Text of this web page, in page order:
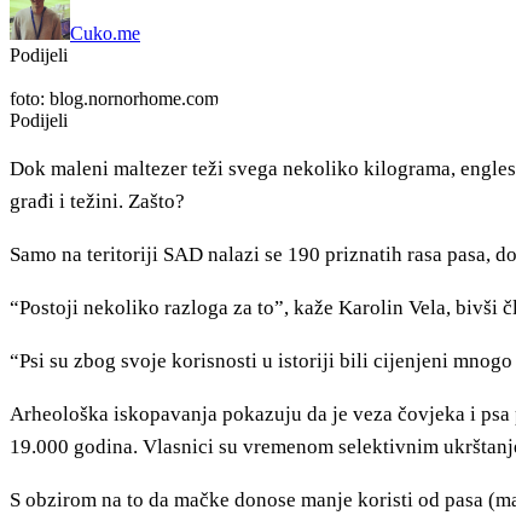
Cuko.me
Podijeli
foto: blog.nornorhome.com
Podijeli
Dok maleni maltezer teži svega nekoliko kilograma,
građi i težini. Zašto?
Samo na teritoriji SAD nalazi se 190 priznatih rasa pasa,
“Postoji nekoliko razloga za to”, kaže Karolin Vela, bivši
“Psi su zbog svoje korisnosti u istoriji bili cijenjeni
Arheološka iskopavanja pokazuju da je veza čovjeka i
19.000 godina. Vlasnici su vremenom selektivnim
S obzirom na to da mačke donose manje koristi od pasa